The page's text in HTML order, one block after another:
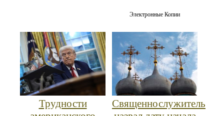
Электронные Копии
Трудности
Священнослужитель